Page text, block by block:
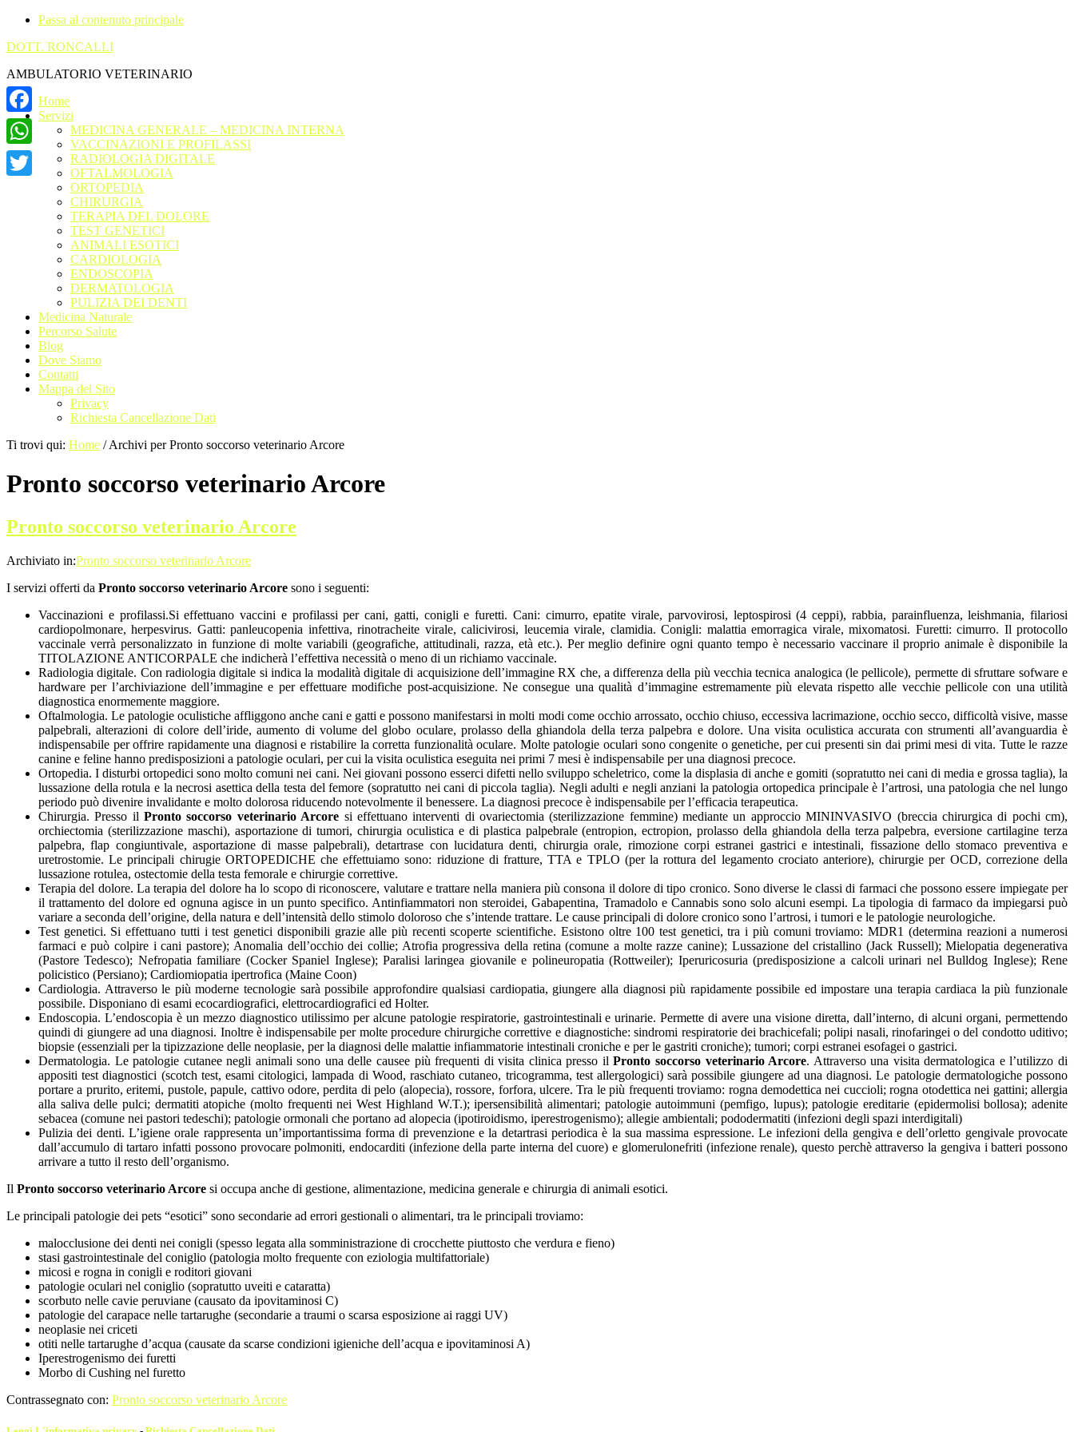
Passa al contenuto principale
DOTT. RONCALLI
AMBULATORIO VETERINARIO
Home
Servizi
MEDICINA GENERALE – MEDICINA INTERNA
VACCINAZIONI E PROFILASSI
RADIOLOGIA DIGITALE
OFTALMOLOGIA
ORTOPEDIA
CHIRURGIA
TERAPIA DEL DOLORE
TEST GENETICI
ANIMALI ESOTICI
CARDIOLOGIA
ENDOSCOPIA
DERMATOLOGIA
PULIZIA DEI DENTI
Medicina Naturale
Percorso Salute
Blog
Dove Siamo
Contatti
Mappa del Sito
Privacy
Richiesta Cancellazione Dati
Ti trovi qui: Home /Archivi per Pronto soccorso veterinario Arcore
Pronto soccorso veterinario Arcore
Pronto soccorso veterinario Arcore
Archiviato in:Pronto soccorso veterinario Arcore
I servizi offerti da Pronto soccorso veterinario Arcore sono i seguenti:
Vaccinazioni e profilassi.Si effettuano vaccini e profilassi per cani, gatti, conigli e furetti. Cani: cimurro, epatite virale, parvovirosi, leptospirosi (4 ceppi), rabbia, parainfluenza, leishmania, filariosi
cardiopolmonare, herpesvirus. Gatti: panleucopenia infettiva, rinotracheite virale, calicivirosi, leucemia virale, clamidia. Conigli: malattia emorragica virale, mixomatosi. Furetti: cimurro. Il protocollo
vaccinale verrà personalizzato in funzione di molte variabili (geografiche, attitudinali, razza, età etc.). Per meglio definire ogni quanto tempo è necessario vaccinare il proprio animale è disponibile la
TITOLAZIONE ANTICORPALE che indicherà l’effettiva necessità o meno di un richiamo vaccinale.
Radiologia digitale. Con radiologia digitale si indica la modalità digitale di acquisizione dell’immagine RX che, a differenza della più vecchia tecnica analogica (le pellicole), permette di sfruttare sofware e
hardware per l’archiviazione dell’immagine e per effettuare modifiche post-acquisizione. Ne consegue una qualità d’immagine estremamente più elevata rispetto alle vecchie pellicole con una utilità
diagnostica enormemente maggiore.
Oftalmologia. Le patologie oculistiche affliggono anche cani e gatti e possono manifestarsi in molti modi come occhio arrossato, occhio chiuso, eccessiva lacrimazione, occhio secco, difficoltà visive, masse
palpebrali, alterazioni di colore dell’iride, aumento di volume del globo oculare, prolasso della ghiandola della terza palpebra e dolore. Una visita oculistica accurata con strumenti all’avanguardia è
indispensabile per offrire rapidamente una diagnosi e ristabilire la corretta funzionalità oculare. Molte patologie oculari sono congenite o genetiche, per cui presenti sin dai primi mesi di vita. Tutte le razze
canine e feline hanno predisposizioni a patologie oculari, per cui la visita oculistica eseguita nei primi 7 mesi è indispensabile per una diagnosi precoce.
Ortopedia. I disturbi ortopedici sono molto comuni nei cani. Nei giovani possono esserci difetti nello sviluppo scheletrico, come la displasia di anche e gomiti (sopratutto nei cani di media e grossa taglia), la
lussazione della rotula e la necrosi asettica della testa del femore (sopratutto nei cani di piccola taglia). Negli adulti e negli anziani la patologia ortopedica principale è l’artrosi, una patologia che nel lungo
periodo può divenire invalidante e molto dolorosa riducendo notevolmente il benessere. La diagnosi precoce è indispensabile per l’efficacia terapeutica.
Chirurgia. Presso ilPronto soccorso veterinario Arcore si effettuano interventi di ovariectomia (sterilizzazione femmine) mediante un approccio MININVASIVO (breccia chirurgica di pochi cm),
orchiectomia (sterilizzazione maschi), asportazione di tumori, chirurgia oculistica e di plastica palpebrale (entropion, ectropion, prolasso della ghiandola della terza palpebra, eversione cartilagine terza
palpebra, flap congiuntivale, asportazione di masse palpebrali), detartrase con lucidatura denti, chirurgia orale, rimozione corpi estranei gastrici e intestinali, fissazione dello stomaco preventiva e
uretrostomie. Le principali chirugie ORTOPEDICHE che effettuiamo sono: riduzione di fratture, TTA e TPLO (per la rottura del legamento crociato anteriore), chirurgie per OCD, correzione della
lussazione rotulea, ostectomie della testa femorale e chirurgie correttive.
Terapia del dolore. La terapia del dolore ha lo scopo di riconoscere, valutare e trattare nella maniera più consona il dolore di tipo cronico. Sono diverse le classi di farmaci che possono essere impiegate per
il trattamento del dolore ed ognuna agisce in un punto specifico. Antinfiammatori non steroidei, Gabapentina, Tramadolo e Cannabis sono solo alcuni esempi. La tipologia di farmaco da impiegarsi può
variare a seconda dell’origine, della natura e dell’intensità dello stimolo doloroso che s’intende trattare. Le cause principali di dolore cronico sono l’artrosi, i tumori e le patologie neurologiche.
Test genetici. Si effettuano tutti i test genetici disponibili grazie alle più recenti scoperte scientifiche. Esistono oltre 100 test genetici, tra i più comuni troviamo: MDR1 (determina reazioni a numerosi
farmaci e può colpire i cani pastore); Anomalia dell’occhio dei collie; Atrofia progressiva della retina (comune a molte razze canine); Lussazione del cristallino (Jack Russell); Mielopatia degenerativa
(Pastore Tedesco); Nefropatia familiare (Cocker Spaniel Inglese); Paralisi laringea giovanile e polineuropatia (Rottweiler); Iperuricosuria (predisposizione a calcoli urinari nel Bulldog Inglese); Rene
policistico (Persiano); Cardiomiopatia ipertrofica (Maine Coon)
Cardiologia. Attraverso le più moderne tecnologie sarà possibile approfondire qualsiasi cardiopatia, giungere alla diagnosi più rapidamente possibile ed impostare una terapia cardiaca la più funzionale
possibile. Disponiano di esami ecocardiografici, elettrocardiografici ed Holter.
Endoscopia. L’endoscopia è un mezzo diagnostico utilissimo per alcune patologie respiratorie, gastrointestinali e urinarie. Permette di avere una visione diretta, dall’interno, di alcuni organi, permettendo
quindi di giungere ad una diagnosi. Inoltre è indispensabile per molte procedure chirurgiche correttive e diagnostiche: sindromi respiratorie dei brachicefali; polipi nasali, rinofaringei o del condotto uditivo;
biopsie (essenziali per la tipizzazione delle neoplasie, per la diagnosi delle malattie infiammatorie intestinali croniche e per le gastriti croniche); tumori; corpi estranei esofagei o gastrici.
Dermatologia. Le patologie cutanee negli animali sono una delle causee più frequenti di visita clinica presso ilPronto soccorso veterinario Arcore. Attraverso una visita dermatologica e l’utilizzo di
appositi test diagnostici (scotch test, esami citologici, lampada di Wood, raschiato cutaneo, tricogramma, test allergologici) sarà possibile giungere ad una diagnosi. Le patologie dermatologiche possono
portare a prurito, eritemi, pustole, papule, cattivo odore, perdita di pelo (alopecia), rossore, forfora, ulcere. Tra le più frequenti troviamo: rogna demodettica nei cuccioli; rogna otodettica nei gattini; allergia
alla saliva delle pulci; dermatiti atopiche (molto frequenti nei West Highland W.T.); ipersensibilità alimentari; patologie autoimmuni (pemfigo, lupus); patologie ereditarie (epidermolisi bollosa); adenite
sebacea (comune nei pastori tedeschi); patologie ormonali che portano ad alopecia (ipotiroidismo, iperestrogenismo); allegie ambientali; pododermatiti (infezioni degli spazi interdigitali)
Pulizia dei denti. L’igiene orale rappresenta un’importantissima forma di prevenzione e la detartrasi periodica è la sua massima espressione. Le infezioni della gengiva e dell’orletto gengivale provocate
dall’accumulo di tartaro infatti possono provocare polmoniti, endocarditi (infezione della parte interna del cuore) e glomerulonefriti (infezione renale), questo perchè attraverso la gengiva i batteri possono
arrivare a tutto il resto dell’organismo.
Il Pronto soccorso veterinario Arcore si occupa anche di gestione, alimentazione, medicina generale e chirurgia di animali esotici.
Le principali patologie dei pets “esotici” sono secondarie ad errori gestionali o alimentari, tra le principali troviamo:
malocclusione dei denti nei conigli (spesso legata alla somministrazione di crocchette piuttosto che verdura e fieno)
stasi gastrointestinale del coniglio (patologia molto frequente con eziologia multifattoriale)
micosi e rogna in conigli e roditori giovani
patologie oculari nel coniglio (sopratutto uveiti e cataratta)
scorbuto nelle cavie peruviane (causato da ipovitaminosi C)
patologie del carapace nelle tartarughe (secondarie a traumi o scarsa esposizione ai raggi UV)
neoplasie nei criceti
otiti nelle tartarughe d’acqua (causate da scarse condizioni igieniche dell’acqua e ipovitaminosi A)
Iperestrogenismo dei furetti
Morbo di Cushing nel furetto
Contrassegnato con: Pronto soccorso veterinario Arcore
Facebook
WhatsApp